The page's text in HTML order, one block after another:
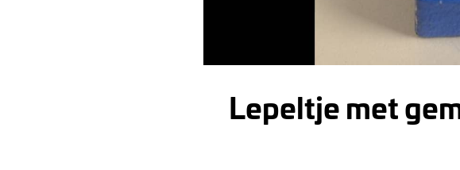
Lepeltje met